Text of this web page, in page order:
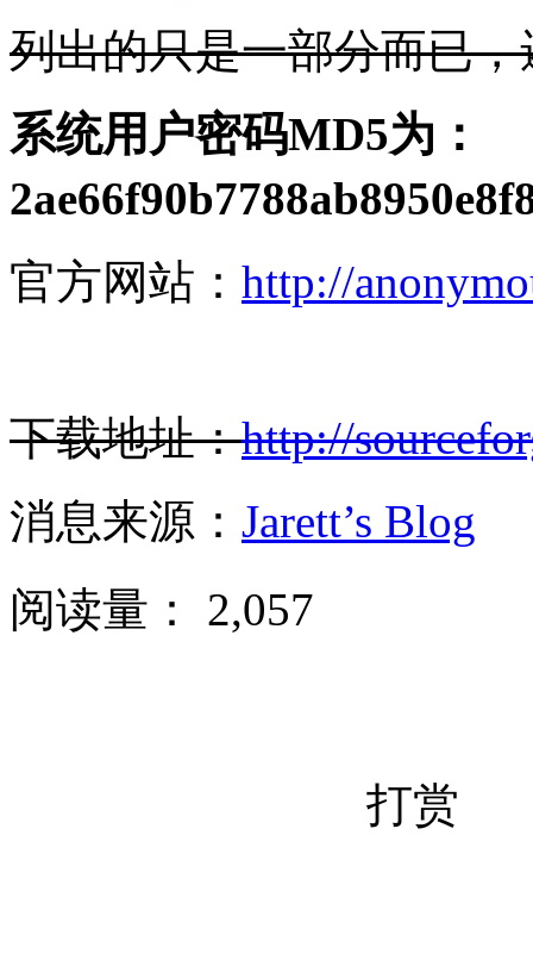
列出的只是一部分而已
系统用户密码MD5为：
官方网站： http://
下载地址：http://
消息来源： Jarett’s Blog
阅读量：
2,057
打赏